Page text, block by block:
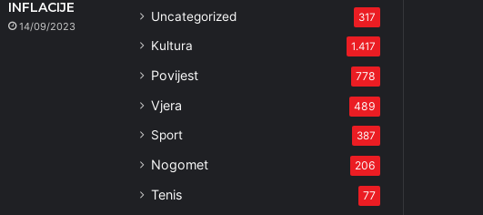
INFLACIJE
14/09/2023
Uncategorized 317
Kultura 1.417
Povijest 778
Vjera 489
Sport 387
Nogomet 206
Tenis 77